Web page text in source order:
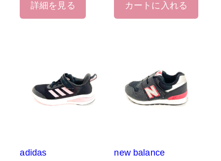
詳細を見る カートに入れる
adidas
new balance